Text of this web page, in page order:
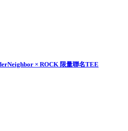
× ROCK 限量聯名TEE